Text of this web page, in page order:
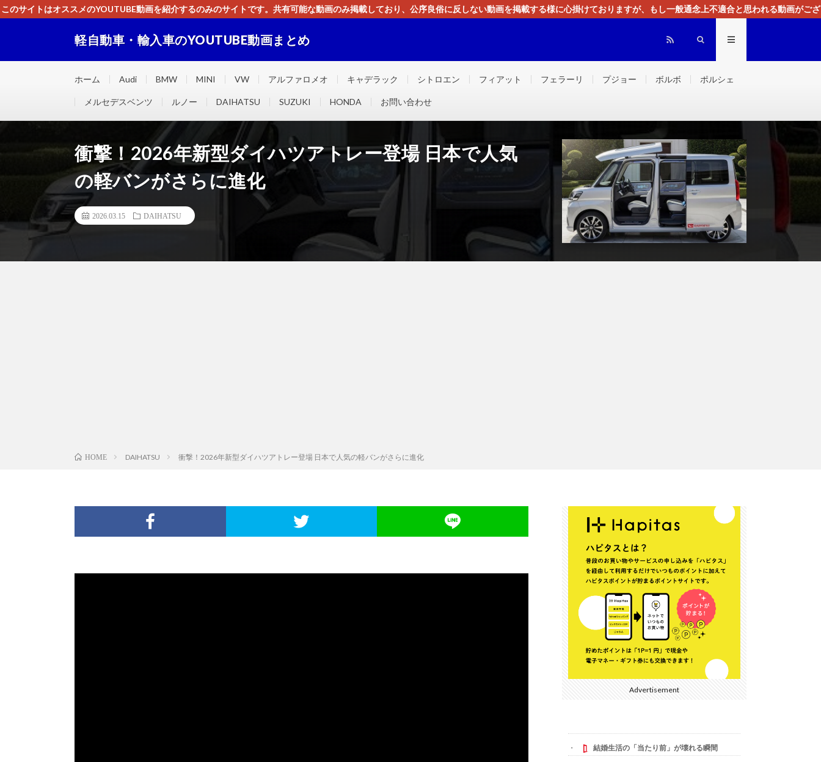
このサイトはオススメのYOUTUBE動画を紹介するのみのサイトです。共有可能な動画のみ掲載しており、公序良俗に反しない動画を掲載する様に心掛けておりますが、もし一般通念上不適合と思われる動画がござ
軽自動車・輸入車のYOUTUBE動画まとめ
ホーム Audi BMW MINI VW アルファロメオ キャデラック シトロエン フィアット フェラーリ プジョー ボルボ ポルシェ
メルセデスベンツ ルノー DAIHATSU SUZUKI HONDA お問い合わせ
衝撃！2026年新型ダイハツアトレー登場 日本で人気
の軽バンがさらに進化
2026.03.15 DAIHATSU
HOME DAIHATSU 衝撃！2026年新型ダイハツアトレー登場 日本で人気の軽バンがさらに進化
Advertisement
結婚生活の「当たり前」が壊れる瞬間